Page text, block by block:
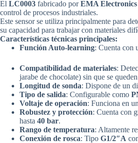
El LC0003 fabricado porEMA Electronics
control de procesos industriales.
Este sensor se utiliza principalmente para
su capacidad para trabajar con materiales
Características técnicas principales:
Función Auto-learning: Cuenta con
Compatibilidad de materiales:
jarabe de chocolate) sin que se
Longitud de sonda: Dispone de un
Tipo de salida: Configurable como
Voltaje de operación: Funciona en
Robustez y protección: Cuenta con
hasta 40 bar.
Rango de temperatura: Altamente
Conexión de rosca: Tipo G1/2″A